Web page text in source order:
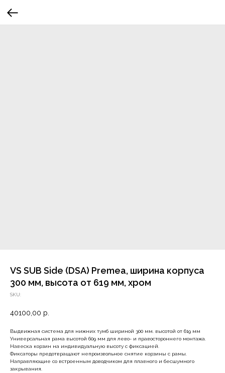
VS SUB Side (DSA) Premea, ширина корпуса
300 мм, высота от 619 мм, хром
SKU:
40100,00 р.
Выдвижная система для нижних тумб шириной 300 мм. высотой от 619 мм
Универсальная рама высотой 609 мм для лево- и правостороннего монтажа.
Навеска корзин на индивидуальную высоту с фиксацией.
Фиксаторы предотвращают непроизвольное снятие корзины с рамы.
Направляющие со встроенным доводчиком для плавного и бесшумного
закрывания.